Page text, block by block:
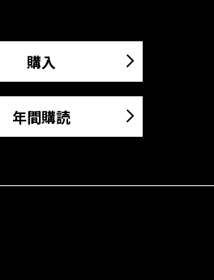
購入
年間購読